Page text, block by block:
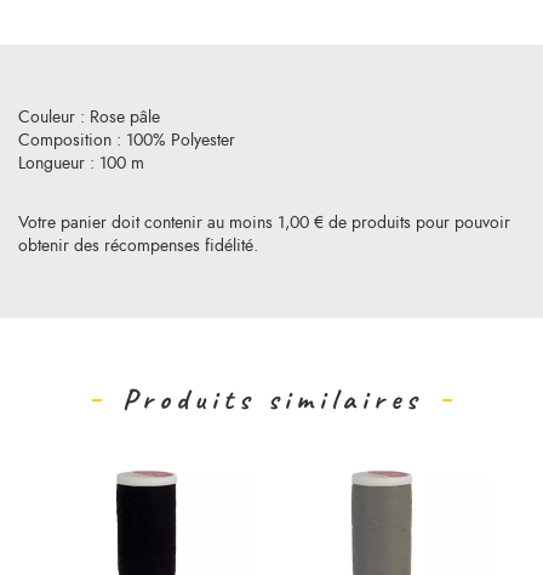
Votre panier doit contenir au moins 1,00 € de produits pour pouvoir
obtenir des récompenses fidélité.
Couleur : Rose pâle
Composition : 100% Polyester
Longueur : 100 m
Produits similaires